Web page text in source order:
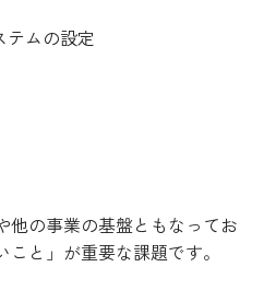
ムの設定
他の事業の基盤ともなってお
と」が重要な課題です。